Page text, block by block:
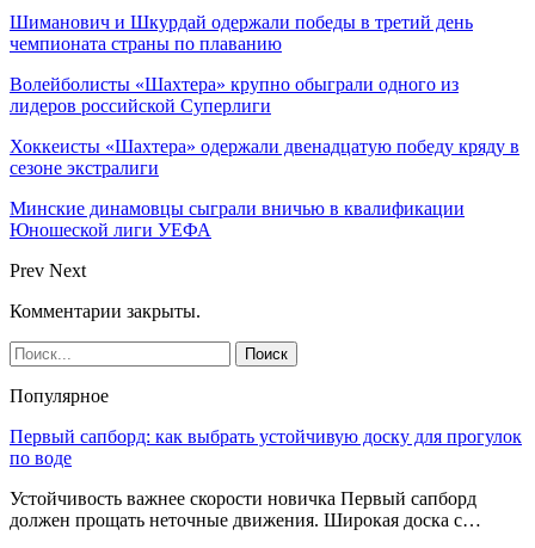
Шиманович и Шкурдай одержали победы в третий день
чемпионата страны по плаванию
Волейболисты «Шахтера» крупно обыграли одного из
лидеров российской Суперлиги
Хоккеисты «Шахтера» одержали двенадцатую победу кряду в
сезоне экстралиги
Минские динамовцы сыграли вничью в квалификации
Юношеской лиги УЕФА
Prev Next
Комментарии закрыты.
Популярное
Первый сапборд: как выбрать устойчивую доску для прогулок
по воде
Устойчивость важнее скорости новичка Первый сапборд
должен прощать неточные движения. Широкая доска с…